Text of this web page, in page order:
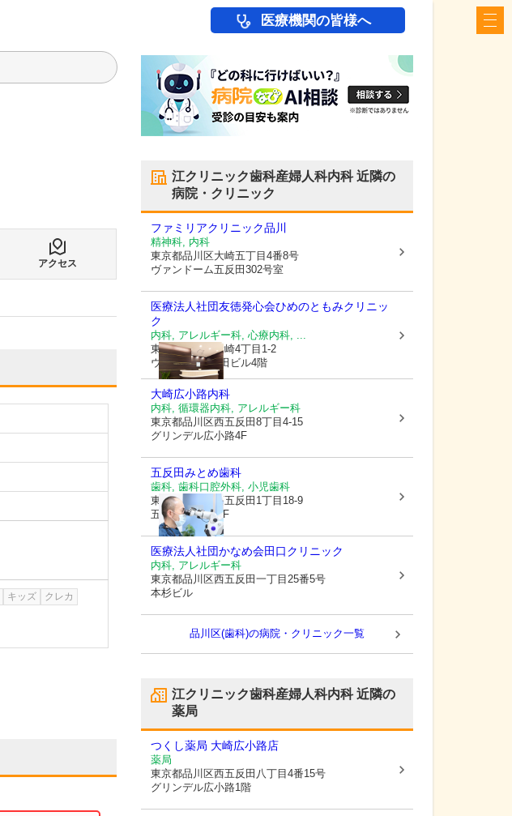
医療機関の皆様へ
アクセス
キッズ
クレカ
江クリニック歯科産婦人科内科近隣の
病院・クリニック
ファミリアクリニック品川
精神科, 内科
東京都品川区大崎五丁目4番8号
ヴァンドーム五反田302号室
医療法人社団友徳発心会ひめのともみクリニッ
ク
内科, アレルギー科, 心療内科, ...
東京都品川区 大崎4丁目1-2
ウィン第2五反田ビル4階
大崎広小路内科
内科, 循環器内科, アレルギー科
東京都品川区西五反田8丁目4-15
グリンデル広小路4F
五反田みとめ歯科
歯科, 歯科口腔外科, 小児歯科
東京都品川区
西五反田1丁目18-9
五反田NTビル1F
医療法人社団かなめ会田口クリニック
内科, アレルギー科
東京都品川区西五反田一丁目25番5号
本杉ビル
品川区(歯科)の病院・クリニック一覧
江クリニック歯科産婦人科内科近隣の
薬局
つくし薬局 大崎広小路店
薬局
東京都品川区西五反田八丁目4番15号
グリンデル広小路1階